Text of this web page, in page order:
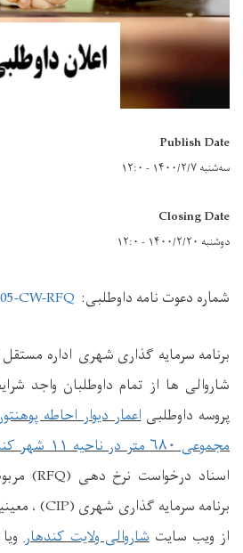
Publish Date
سه‌شنبه ۱۴۰۰/۲/۷ - ۱۲:۰
Closing Date
دوشنبه ۱۴۰۰/۲/۲۰ - ۱۲:۰
شماره دعوت نامه داوطلبی: CW-RFQ
برنامه سرمایه گذاری شهری اداره
شاروالی ها از تمام داوطلبان واجد
پروسه داوطلبیاعمار دیوار احاطه
مجموعی ۶۸۰ متر در ناحیه ۱۱ شهر کندهار
اسناد درخواست نرخ دهی (RFQ
)
برنامه سرمایه گذاری شهری (CIP) ،
از ویب سایتشاروالی ولایت کندهار